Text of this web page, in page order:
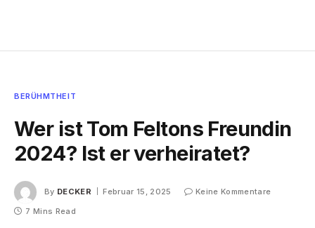
BERÜHMTHEIT
Wer ist Tom Feltons Freundin
2024? Ist er verheiratet?
By DECKER Februar 15, 2025
Keine Kommentare
7 Mins Read